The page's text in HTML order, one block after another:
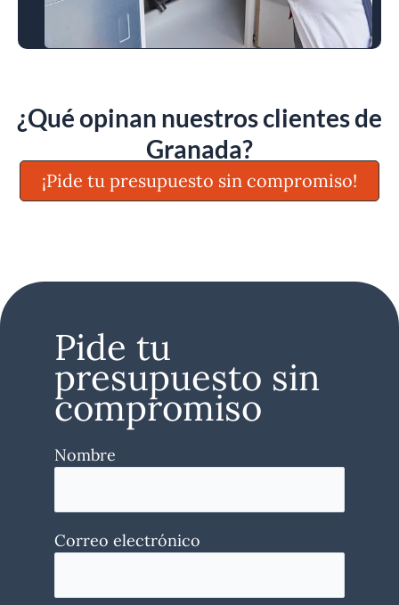
¿Qué opinan nuestros clientes de
Granada?
¡Pide tu presupuesto sin compromiso!
Pide tu
presupuesto sin
compromiso
Nombre
Correo electrónico